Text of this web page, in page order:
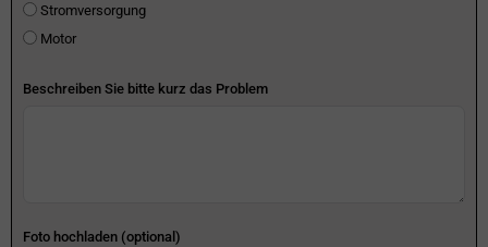
Stromversorgung
Motor
Beschreiben Sie bitte kurz das Problem
Foto hochladen (optional)